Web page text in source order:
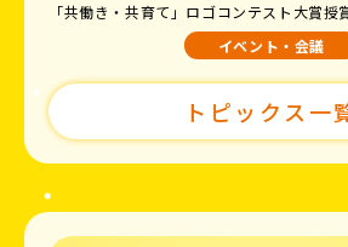
「共働き・共育て」ロゴコンテスト大賞授
イベント・会議
トピックス一